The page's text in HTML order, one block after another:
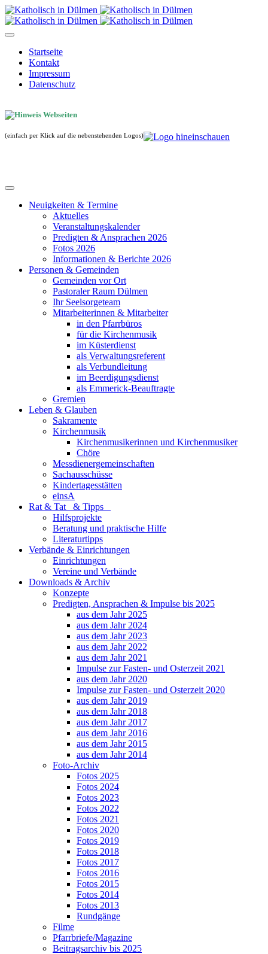
Startseite
Kontakt
Impressum
Datenschutz
(einfach per Klick auf die nebenstehenden Logos)
Neuigkeiten & Termine
Aktuelles
Veranstaltungskalender
Predigten & Ansprachen 2026
Fotos 2026
Informationen & Berichte 2026
Personen & Gemeinden
Gemeinden vor Ort
Pastoraler Raum Dülmen
Ihr Seelsorgeteam
Mitarbeiterinnen & Mitarbeiter
in den Pfarrbüros
für die Kirchenmusik
im Küsterdienst
als Verwaltungsreferent
als Verbundleitung
im Beerdigungsdienst
als Emmerick-Beauftragte
Gremien
Leben & Glauben
Sakramente
Kirchenmusik
Kirchenmusikerinnen und Kirchenmusiker
Chöre
Messdienergemeinschaften
Sachausschüsse
Kindertagesstätten
einsA
Rat & Tat & Tipps
Hilfsprojekte
Beratung und praktische Hilfe
Literaturtipps
Verbände & Einrichtungen
Einrichtungen
Vereine und Verbände
Downloads & Archiv
Konzepte
Predigten, Ansprachen & Impulse bis 2025
aus dem Jahr 2025
aus dem Jahr 2024
aus dem Jahr 2023
aus dem Jahr 2022
aus dem Jahr 2021
Impulse zur Fasten- und Osterzeit 2021
aus dem Jahr 2020
Impulse zur Fasten- und Osterzeit 2020
aus dem Jahr 2019
aus dem Jahr 2018
aus dem Jahr 2017
aus dem Jahr 2016
aus dem Jahr 2015
aus dem Jahr 2014
Foto-Archiv
Fotos 2025
Fotos 2024
Fotos 2023
Fotos 2022
Fotos 2021
Fotos 2020
Fotos 2019
Fotos 2018
Fotos 2017
Fotos 2016
Fotos 2015
Fotos 2014
Fotos 2013
Rundgänge
Filme
Pfarrbriefe/Magazine
Beitragsarchiv bis 2025